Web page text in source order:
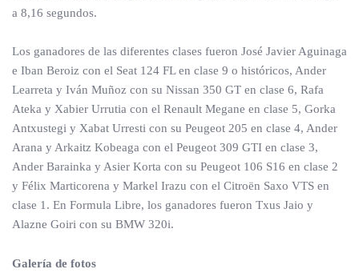
a 8,16 segundos.
Los ganadores de las diferentes clases fueron José Javier Aguinaga
e Iban Beroiz con el Seat 124 FL en clase 9 o históricos, Ander
Learreta y Iván Muñoz con su Nissan 350 GT en clase 6, Rafa
Ateka y Xabier Urrutia con el Renault Megane en clase 5, Gorka
Antxustegi y Xabat Urresti con su Peugeot 205 en clase 4, Ander
Arana y Arkaitz Kobeaga con el Peugeot 309 GTI en clase 3,
Ander Barainka y Asier Korta con su Peugeot 106 S16 en clase 2
y Félix Marticorena y Markel Irazu con el Citroën Saxo VTS en
clase 1. En Formula Libre, los ganadores fueron Txus Jaio y
Alazne Goiri con su BMW 320i.
Galería de fotos